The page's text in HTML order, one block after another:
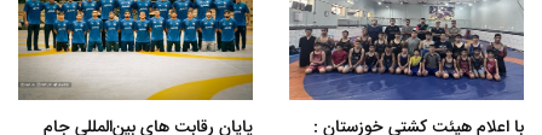
با اعلام هیئت کشتی خوزستان :
پایان رقابت های بین‌المللی جام